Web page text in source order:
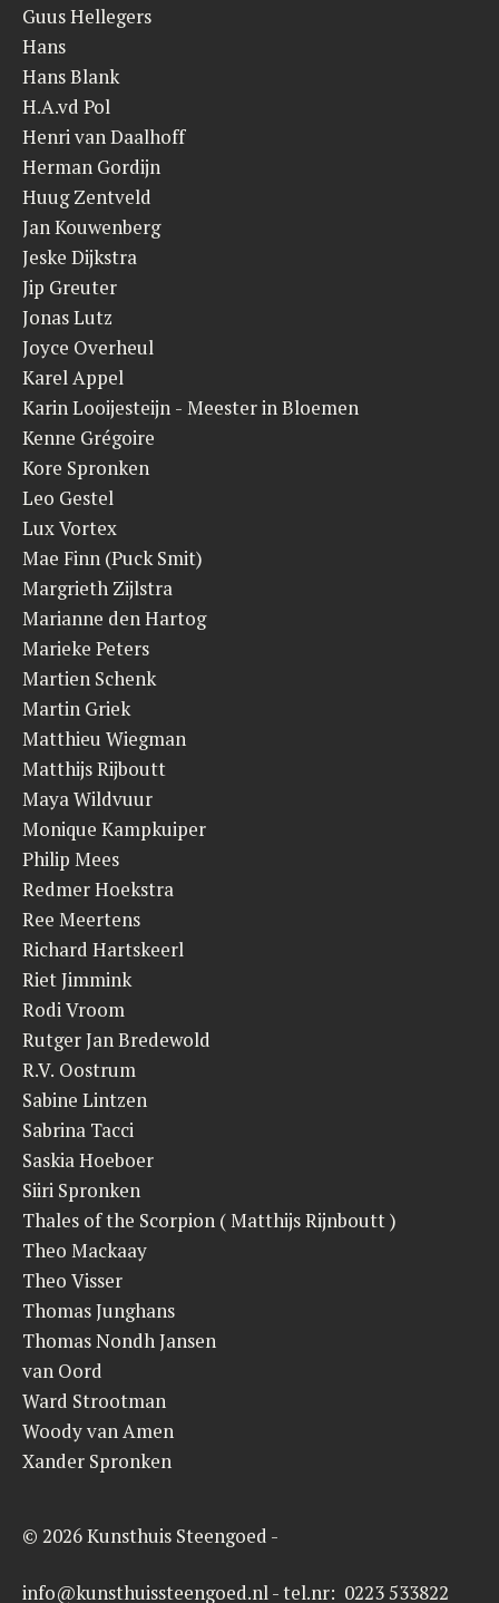
Guus Hellegers
Hans
Hans Blank
H.A.vd Pol
Henri van Daalhoff
Herman Gordijn
Huug Zentveld
Jan Kouwenberg
Jeske Dijkstra
Jip Greuter
Jonas Lutz
Joyce Overheul
Karel Appel
Karin Looijesteijn - Meester in Bloemen
Kenne Grégoire
Kore Spronken
Leo Gestel
Lux Vortex
Mae Finn (Puck Smit)
Margrieth Zijlstra
Marianne den Hartog
Marieke Peters
Martien Schenk
Martin Griek
Matthieu Wiegman
Matthijs Rijboutt
Maya Wildvuur
Monique Kampkuiper
Philip Mees
Redmer Hoekstra
Ree Meertens
Richard Hartskeerl
Riet Jimmink
Rodi Vroom
Rutger Jan Bredewold
R.V. Oostrum
Sabine Lintzen
Sabrina Tacci
Saskia Hoeboer
Siiri Spronken
Thales of the Scorpion ( Matthijs Rijnboutt )
Theo Mackaay
Theo Visser
Thomas Junghans
Thomas Nondh Jansen
van Oord
Ward Strootman
Woody van Amen
Xander Spronken
© 2026 Kunsthuis Steengoed -
info@kunsthuissteengoed.nl - tel.nr: 0223 533822